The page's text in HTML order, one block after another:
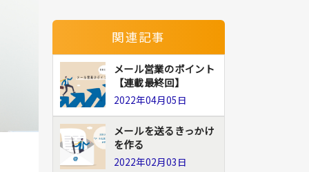
関連記事
メール営業のポイント
【連載最終回】
2022年04月05日
メールを送るきっかけ
を作る
2022年02月03日